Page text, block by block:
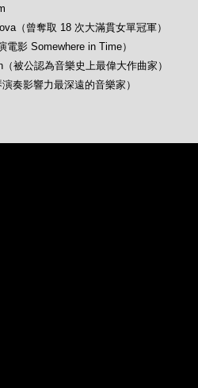
（曾奪取 18 次大滿貫女單冠軍）
影 Somewhere in Time）
被公認為音樂史上最偉大作曲家）
奏影響力最深遠的音樂家）